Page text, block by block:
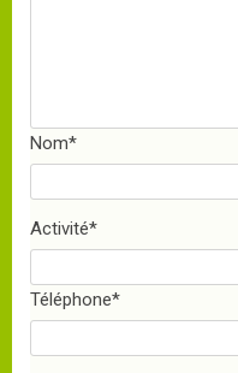
Nom*
Activité*
Téléphone*